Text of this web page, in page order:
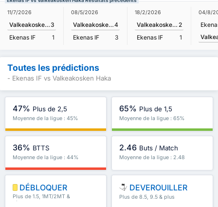
11/7/2026
Valkeakosken Haka3
Ekenas IF
1
08/5/2026
Valkeakosken Haka4
Ekenas IF
3
18/2/2026
Valkeakosken Haka 2
Ekenas IF
1
04/8/
Toutes les prédictions
- Ekenas IF vs Valkeakosken Haka
47% Plus de 2,5
Moyenne de la ligue : 45%
65% Plus de 1,5
Moyenne de la ligue : 65%
36% BTTS
Moyenne de la ligue : 44%
2.46 Buts / Match
Moyenne de la ligue : 2.48
DÉBLOQUER
Plus de 1.5, 1MT/2MT &
plus
DEVEROUILLER
Plus de 8.5, 9.5 & plus